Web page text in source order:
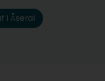
i Åseral